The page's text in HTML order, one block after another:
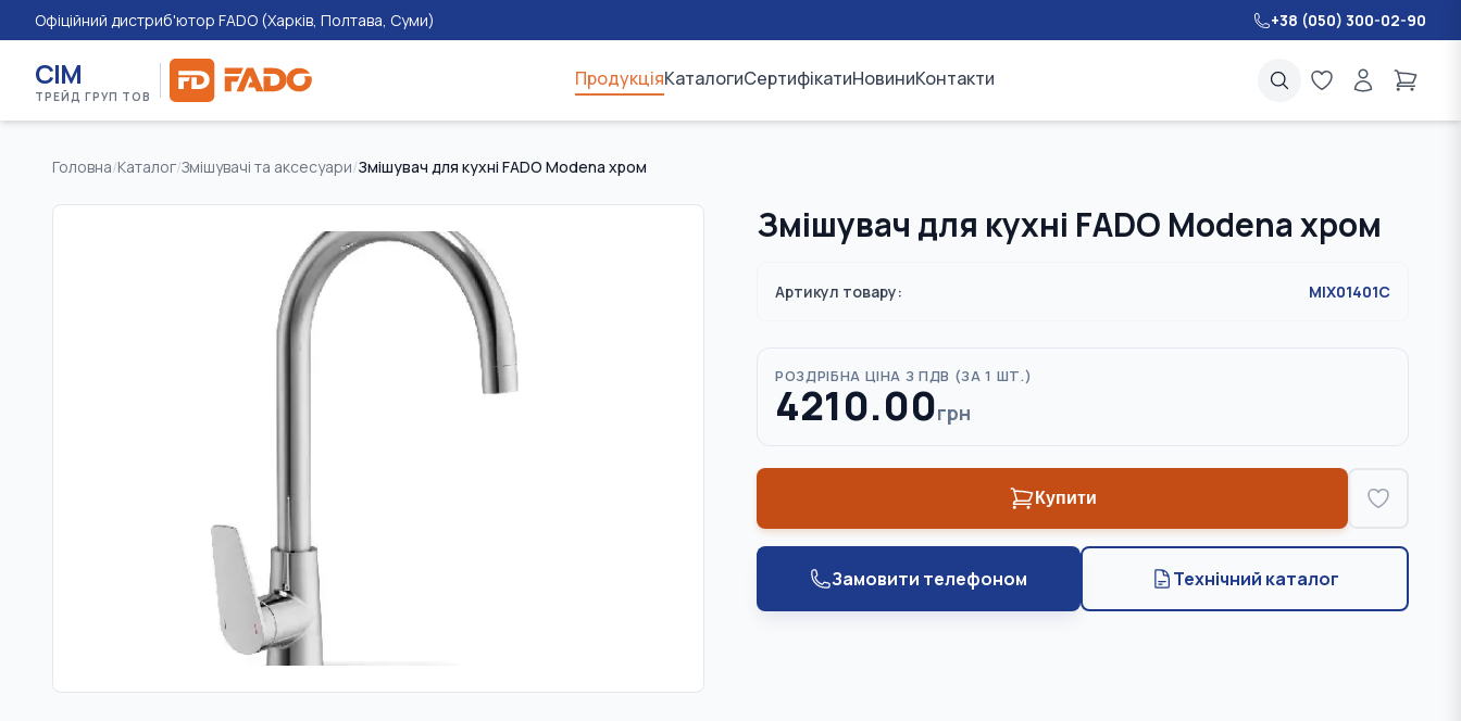
Офіційний дистриб'ютор FADO (Харків, Полтава, Суми) +38 (050) 300-02-90
СІМ
ТРЕЙД ГРУП ТОВ
ПродукціяКаталогиСертифікатиНовиниКонтакти
Головна/Каталог/Змішувачі та аксесуари/Змішувач для кухні FADO Modena хром
Змішувач для кухні FADO Modena хром
Артикул товару: MIX01401C
РОЗДРІБНА ЦІНА З ПДВ (ЗА 1 ШТ.)
4210.00грн
Купити
Замовити телефоном Технічний каталог